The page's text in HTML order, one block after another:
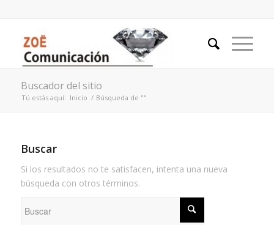
Buscador del sitio
Tú estás aquí: Inicio / Búsqueda de ""
Buscar
Si los resultados no te satisfacen, intenta una nueva
búsqueda con otros términos.